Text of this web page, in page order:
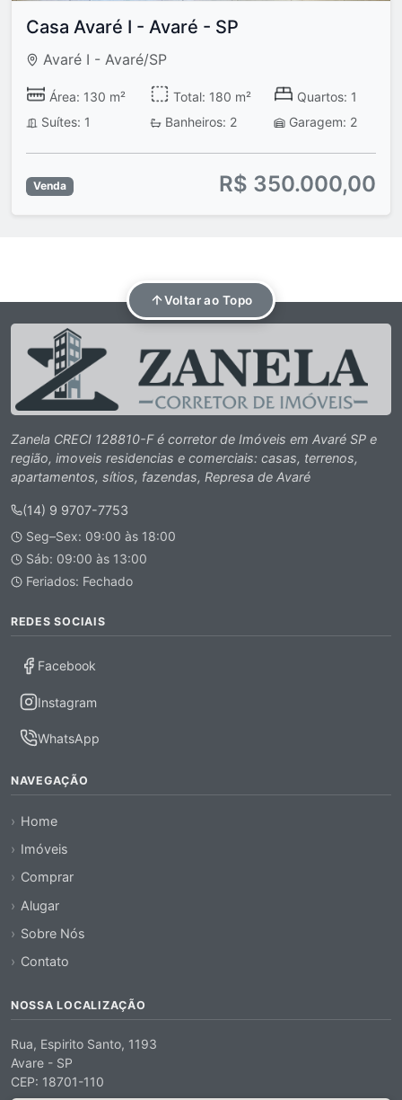
Casa Avaré I - Avaré - SP
Avaré I - Avaré/SP
Área: 130 m² Total: 180 m²
Quartos: 1
Suítes: 1
Banheiros: 2 Garagem: 2
Venda R$ 350.000,00
Voltar ao Topo
Zanela CRECI 128810-F é corretor de Imóveis em Avaré SP e
região, imoveis residencias e comerciais: casas, terrenos,
apartamentos, sítios, fazendas, Represa de Avaré
(14) 9 9707-7753
Seg–Sex: 09:00 às 18:00
Sáb: 09:00 às 13:00
Feriados: Fechado
REDES SOCIAIS
Facebook
Instagram
WhatsApp
NAVEGAÇÃO
Home
Imóveis
Comprar
Alugar
Sobre Nós
Contato
NOSSA LOCALIZAÇÃO
Rua, Espirito Santo, 1193
Avare - SP
CEP: 18701-110